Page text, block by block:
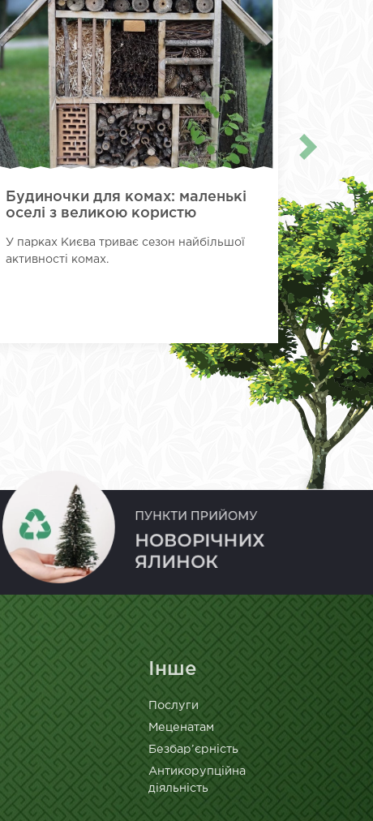
Будиночки для комах: маленькі
оселі з великою користю
У парках Києва триває сезон найбільшої
активності комах.
У
роботи з
сучасний
Інше
Послуги
Меценатам
Безбар’єрність
Антикорупційна
діяльність